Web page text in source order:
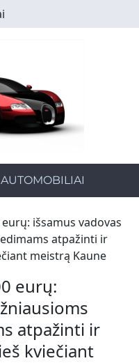
AUTOMOBILIAI
išsamus vadovas
atpažinti ir
meistrą Kaune
eurų:
atpažinti ir
kviečiant